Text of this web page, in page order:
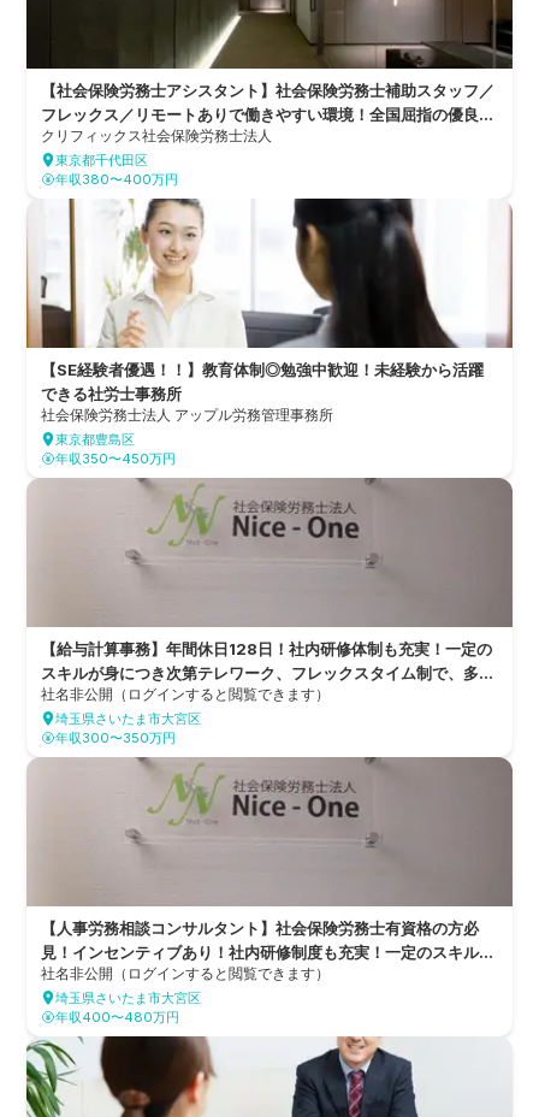
【社会保険労務士アシスタント】社会保険労務士補助スタッフ／
フレックス／リモートありで働きやすい環境！全国屈指の優良会
計ファームであるクリフィックス税理士法人グループの一員とし
て、企業の人事労務に関する多様な課題解決を支援している社労
士法人
クリフィックス社会保険労務士法人
東京都千代田区
年収380〜400万円
【SE経験者優遇！！】教育体制◎勉強中歓迎！未経験から活躍
できる社労士事務所
社会保険労務士法人 アップル労務管理事務所
東京都豊島区
年収350〜450万円
【給与計算事務】年間休日128日！社内研修体制も充実！一定の
スキルが身につき次第テレワーク、フレックスタイム制で、多様
な働き方が可能な社員の働き方も大切にする社労士法人
社名非公開（ログインすると閲覧できます）
埼玉県さいたま市大宮区
年収300〜350万円
【人事労務相談コンサルタント】社会保険労務士有資格の方必
見！インセンティブあり！社内研修制度も充実！一定のスキルが
身につき次第テレワーク、フレックスタイム制で、多様な働き方
が可能な社員の働き方も大切にする社労士法人
社名非公開（ログインすると閲覧できます）
埼玉県さいたま市大宮区
年収400〜480万円